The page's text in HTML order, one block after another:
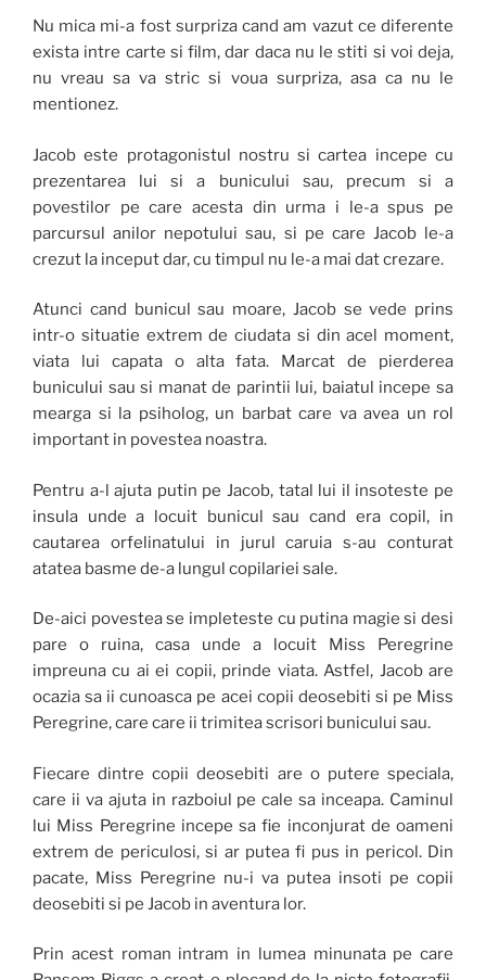
Nu mica mi-a fost surpriza cand am vazut ce diferente
exista intre carte si film, dar daca nu le stiti si voi deja,
nu vreau sa va stric si voua surpriza, asa ca nu le
mentionez.
Jacob este protagonistul nostru si cartea incepe cu
prezentarea lui si a bunicului sau, precum si a
povestilor pe care acesta din urma i le-a spus pe
parcursul anilor nepotului sau, si pe care Jacob le-a
crezut la inceput dar, cu timpul nu le-a mai dat crezare.
Atunci cand bunicul sau moare, Jacob se vede prins
intr-o situatie extrem de ciudata si din acel moment,
viata lui capata o alta fata. Marcat de pierderea
bunicului sau si manat de parintii lui, baiatul incepe sa
mearga si la psiholog, un barbat care va avea un rol
important in povestea noastra.
Pentru a-l ajuta putin pe Jacob, tatal lui il insoteste pe
insula unde a locuit bunicul sau cand era copil, in
cautarea orfelinatului in jurul caruia s-au conturat
atatea basme de-a lungul copilariei sale.
De-aici povestea se impleteste cu putina magie si desi
pare o ruina, casa unde a locuit Miss Peregrine
impreuna cu ai ei copii, prinde viata. Astfel, Jacob are
ocazia sa ii cunoasca pe acei copii deosebiti si pe Miss
Peregrine, care care ii trimitea scrisori bunicului sau.
Fiecare dintre copii deosebiti are o putere speciala,
care ii va ajuta in razboiul pe cale sa inceapa. Caminul
lui Miss Peregrine incepe sa fie inconjurat de oameni
extrem de periculosi, si ar putea fi pus in pericol. Din
pacate, Miss Peregrine nu-i va putea insoti pe copii
deosebiti si pe Jacob in aventura lor.
Prin acest roman intram in lumea minunata pe care